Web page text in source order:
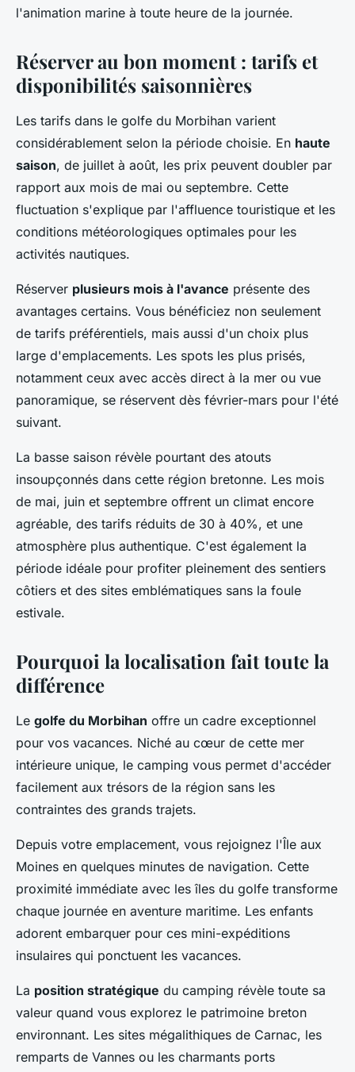
l'animation marine à toute heure de la journée.
Réserver au bon moment : tarifs et
disponibilités saisonnières
Les tarifs dans le golfe du Morbihan varient
considérablement selon la période choisie. En haute
saison, de juillet à août, les prix peuvent doubler par
rapport aux mois de mai ou septembre. Cette
fluctuation s'explique par l'affluence touristique et les
conditions météorologiques optimales pour les
activités nautiques.
Réserver plusieurs mois à l'avance présente des
avantages certains. Vous bénéficiez non seulement
de tarifs préférentiels, mais aussi d'un choix plus
large d'emplacements. Les spots les plus prisés,
notamment ceux avec accès direct à la mer ou vue
panoramique, se réservent dès février-mars pour l'été
suivant.
La basse saison révèle pourtant des atouts
insoupçonnés dans cette région bretonne. Les mois
de mai, juin et septembre offrent un climat encore
agréable, des tarifs réduits de 30 à 40%, et une
atmosphère plus authentique. C'est également la
période idéale pour profiter pleinement des sentiers
côtiers et des sites emblématiques sans la foule
estivale.
Pourquoi la localisation fait toute la
différence
Le golfe du Morbihan offre un cadre exceptionnel
pour vos vacances. Niché au cœur de cette mer
intérieure unique, le camping vous permet d'accéder
facilement aux trésors de la région sans les
contraintes des grands trajets.
Depuis votre emplacement, vous rejoignez l'Île aux
Moines en quelques minutes de navigation. Cette
proximité immédiate avec les îles du golfe transforme
chaque journée en aventure maritime. Les enfants
adorent embarquer pour ces mini-expéditions
insulaires qui ponctuent les vacances.
La position stratégique du camping révèle toute sa
valeur quand vous explorez le patrimoine breton
environnant. Les sites mégalithiques de Carnac, les
remparts de Vannes ou les charmants ports